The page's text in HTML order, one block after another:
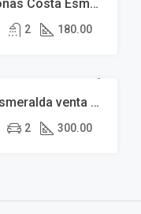
ALQUILERAlquiler temporal para 6 personas Costa Esmeralda
2 180.00
VENTACasa en residencial 2 costa esmeralda venta disponible excelente estado y ubicación costa argentina
2 300.00